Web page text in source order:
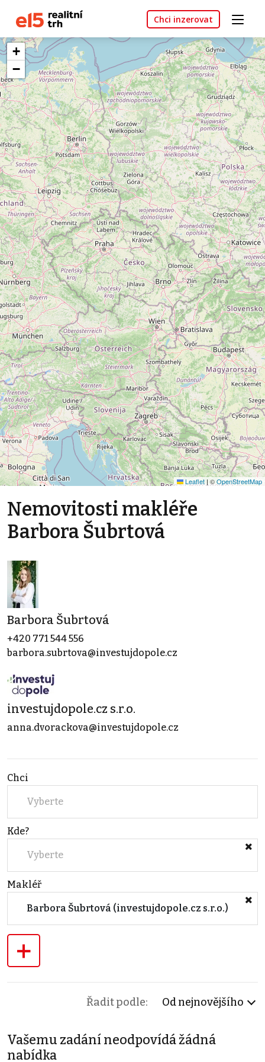
Chci inzerovat
+
−
Leaflet | ©OpenStreetMap
Nemovitosti makléře
Barbora Šubrtová
Barbora Šubrtová
+420 771 544 556
barbora.subrtova@investujdopole.cz
investujdopole.cz s.r.o.
anna.dvorackova@investujdopole.cz
Chci
Vyberte
Kde?
Vyberte
Makléř
Barbora Šubrtová (investujdopole.cz s.r.o.)
+
Řadit podle: Od nejnovějšího
Vašemu zadání neodpovídá žádná
nabídka